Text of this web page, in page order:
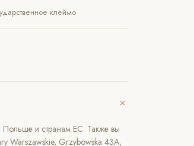
клеймо
+
Польше и странам ЕС. Также вы
Warszawskie, Grzybowska 43A,